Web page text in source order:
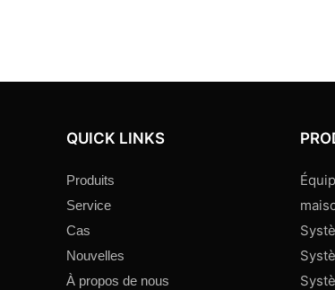
QUICK LINKS
Produits
Service
Cas
Nouvelles
À propos de nous